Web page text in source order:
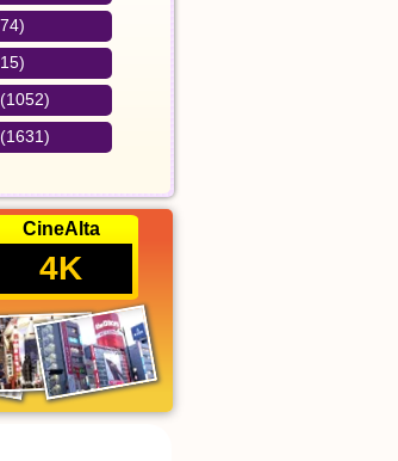
ッサージして終わ
CineAlta
4K